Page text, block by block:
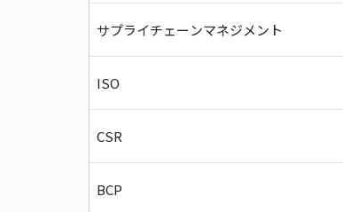
サプライチェーンマネジメント
ISO
CSR
BCP